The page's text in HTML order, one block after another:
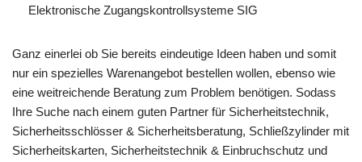
Elektronische Zugangskontrollsysteme SIG
Ganz einerlei ob Sie bereits eindeutige Ideen haben und somit
nur ein spezielles Warenangebot bestellen wollen, ebenso wie
eine weitreichende Beratung zum Problem benötigen. Sodass
Ihre Suche nach einem guten Partner für Sicherheitstechnik,
Sicherheitsschlösser & Sicherheitsberatung, Schließzylinder mit
Sicherheitskarten, Sicherheitstechnik & Einbruchschutz und